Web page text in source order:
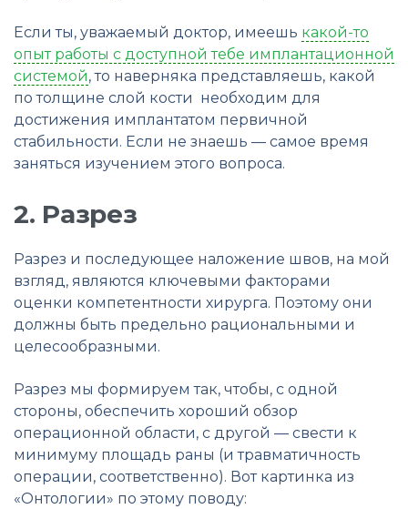
Если ты, уважаемый доктор, имеешь какой-то
опыт работы с доступной тебе имплантационной
системой, то наверняка представляешь, какой
по толщине слой кости необходим для
достижения имплантатом первичной
стабильности. Если не знаешь — самое время
заняться изучением этого вопроса.
2. Разрез
Разрез и последующее наложение швов, на мой
взгляд, являются ключевыми факторами
оценки компетентности хирурга. Поэтому они
должны быть предельно рациональными и
целесообразными.
Разрез мы формируем так, чтобы, с одной
стороны, обеспечить хороший обзор
операционной области, с другой — свести к
минимуму площадь раны (и травматичность
операции, соответственно). Вот картинка из
«Онтологии» по этому поводу: